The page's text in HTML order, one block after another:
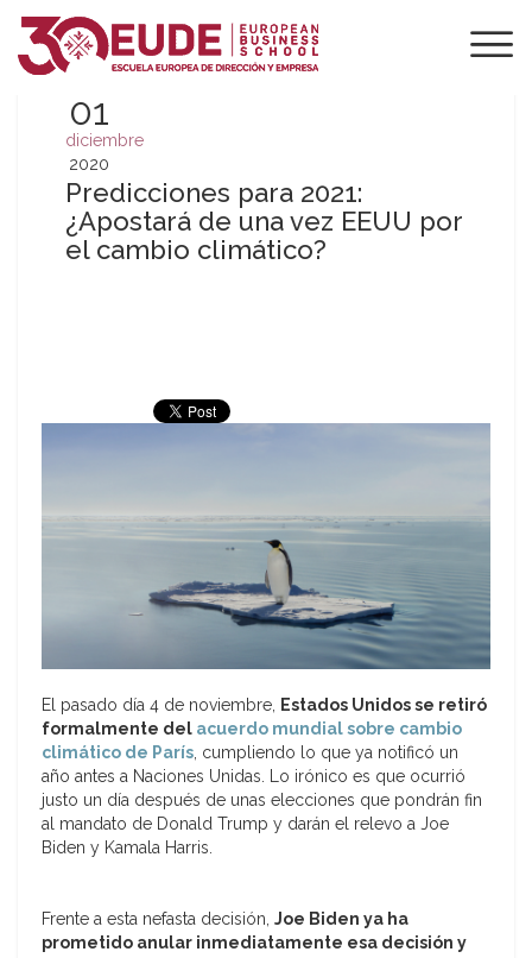
01
diciembre
2020
Predicciones para 2021:
¿Apostará de una vez EEUU por
el cambio climático?
El pasado día 4 de noviembre, Estados Unidos se retiró
formalmente del acuerdo mundial sobre cambio
climático de París, cumpliendo lo que ya notificó un
año antes a Naciones Unidas. Lo irónico es que ocurrió
justo un día después de unas elecciones que pondrán fin
al mandato de Donald Trump y darán el relevo a Joe
Biden y Kamala Harris.
Frente a esta nefasta decisión, Joe Biden ya ha
prometido anular inmediatamente esa decisión y